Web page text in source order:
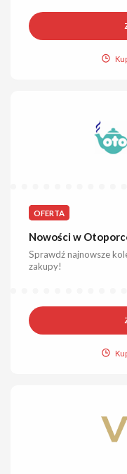
OFERTA
Nowości w
Sprawdź najnowsze
zakupy!